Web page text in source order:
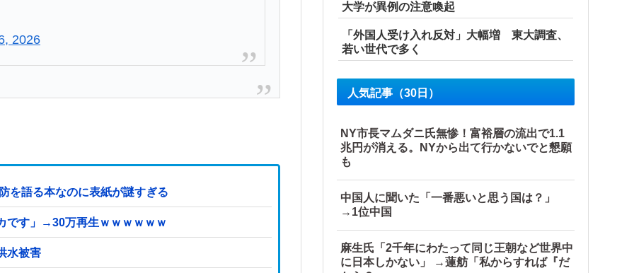
2026
を語る本なのに表紙が謎すぎる
です」→30万再生ｗｗｗｗｗｗ
水被害
大学が異例の注意喚起
「外国人受け入れ反対」大幅増 東大調査、
若い世代で多く
人気記事（30日）
NY市長マムダニ氏無惨！富裕層の流出で1.1
兆円が消える。NYから出て行かないでと懇願
も
中国人に聞いた「一番悪いと思う国は？」
→1位中国
麻生氏「2千年にわたって同じ王朝など世界中
に日本しかない」 →蓮舫「私からすれば『だ